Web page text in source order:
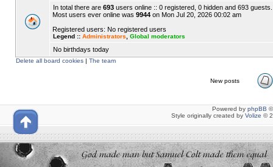
In total there are 693 users online :: 0 registered, 0 hidden and 693 guests.
Most users ever online was 9944 on Mon Jul 20, 2026 00:02 am
Registered users: No registered users
Legend :: Administrators Global moderators
No birthdays today
Delete all board cookies | The team
New posts
Powered by phpBB
Style originally created by Volize ©